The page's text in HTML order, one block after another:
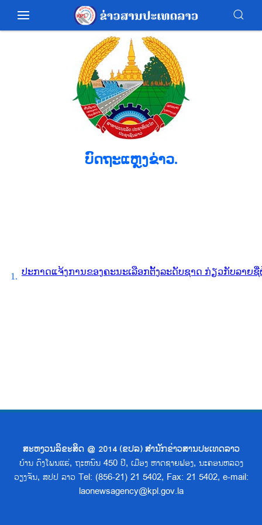
ບົດຖະແຫຼງຂ່າວ.
1. ປະກາດແຈ້ງການຂອງຄະນະເລືອກຕັ້ງລະດັບຊາດ ກ່ຽວກັບລາ
ສະຫງວນລິຂະສິດ @ 2014 (ຂປລ) ສຳນັກຂ່າວສານປະເທດລາວ
ບ້ານ ດົງໂພນແຮ່, ຖະຫນົນ 450 ປີ, ເມືອງ ຫາດຊາຍຟອງ, ນະຄອນຫລວງ
ວຽງຈັນ, ສປປ ລາວ Tel: (856-21) 21 5402, Fax: 21 5402, e-mail:
laonewsagency@kpl.gov.la